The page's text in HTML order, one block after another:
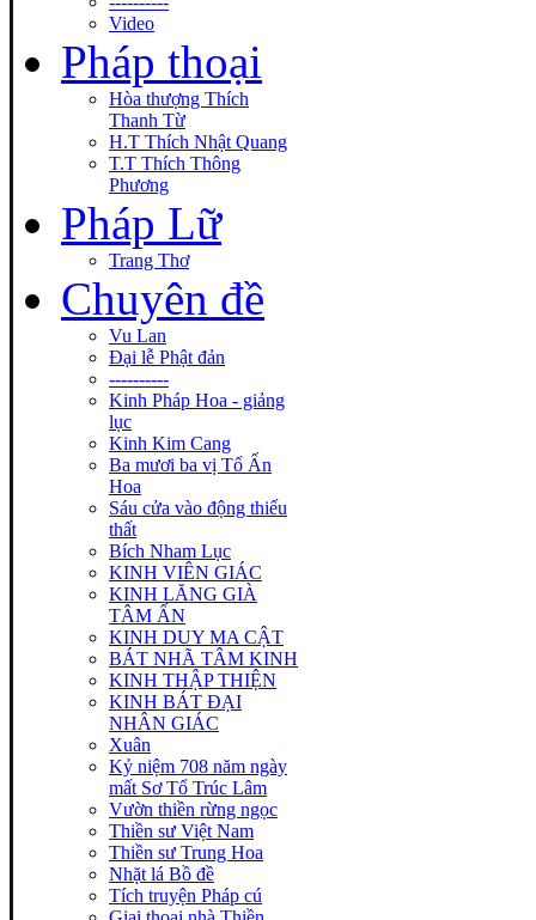
Video
Pháp thoại
Hòa thượng Thích
Thanh Từ
H.T Thích Nhật Quang
T.T Thích Thông
Phương
Pháp Lữ
Trang Thơ
Chuyên đề
Vu Lan
Đại lễ Phật đản
----------
Kinh Pháp Hoa - giảng
lục
Kinh Kim Cang
Ba mươi ba vị Tổ Ấn
Hoa
Sáu cửa vào động thiếu
thất
Bích Nham Lục
KINH VIÊN GIÁC
KINH LĂNG GIÀ
TÂM ẤN
KINH DUY MA CẬT
BÁT NHÃ TÂM KINH
KINH THẬP THIỆN
KINH BÁT ĐẠI
NHÂN GIÁC
Xuân
Kỷ niệm 708 năm ngày
mất Sơ Tổ Trúc Lâm
Vườn thiền rừng ngọc
Thiền sư Việt Nam
Thiền sư Trung Hoa
Nhặt lá Bồ đề
Tích truyện Pháp cú